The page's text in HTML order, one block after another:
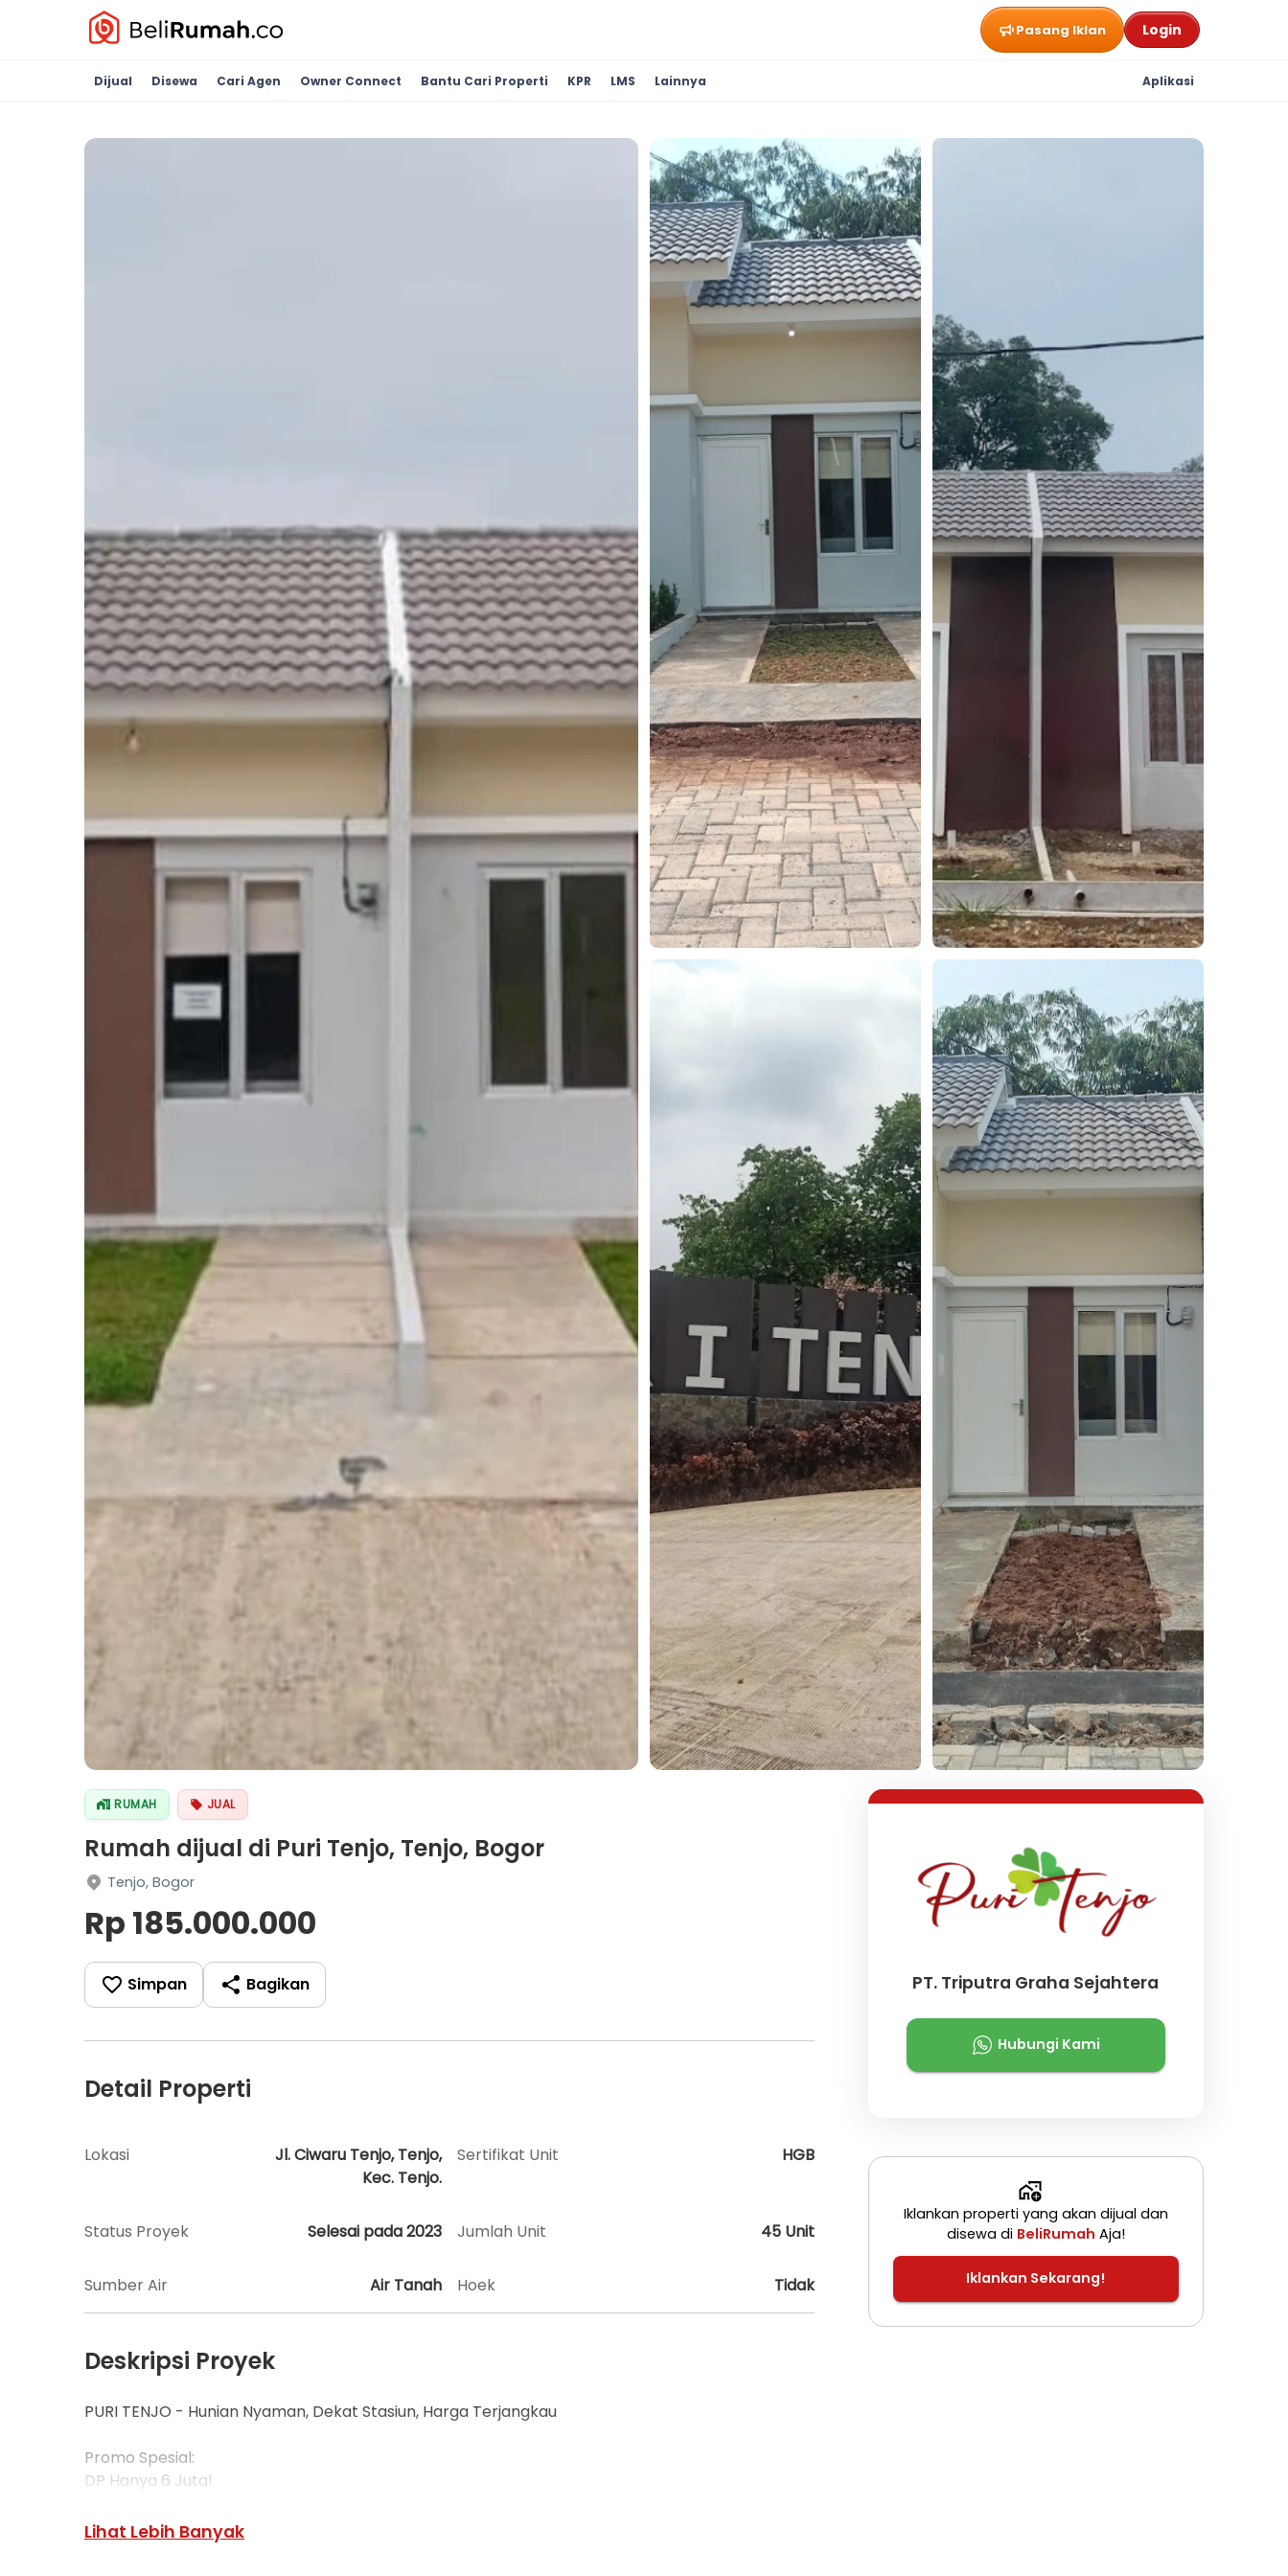
Pasang Iklan Login
Dijual Disewa Cari Agen Owner Connect Bantu Cari Properti KPR LMS Lainnya Aplikasi
RUMAH JUAL
Rumah dijual di Puri Tenjo, Tenjo, Bogor
Tenjo, Bogor
Rp 185.000.000
Simpan Bagikan
Detail Properti
Lokasi
Jl. Ciwaru Tenjo, Tenjo,
Kec. Tenjo.
Sertifikat Unit HGB
Status Proyek Selesai pada 2023 Jumlah Unit 45 Unit
Sumber Air Air Tanah Hoek Tidak
Deskripsi Proyek
PURI TENJO - Hunian Nyaman, Dekat Stasiun, Harga Terjangkau
Promo Spesial:
DP Hanya 6 Juta!
Tenor Fleksibel hingga 15-20 Tahun
Lihat Lebih Banyak
PT. Triputra Graha Sejahtera
Hubungi Kami
Iklankan properti yang akan dijual dan
disewa di BeliRumah Aja!
Iklankan Sekarang!